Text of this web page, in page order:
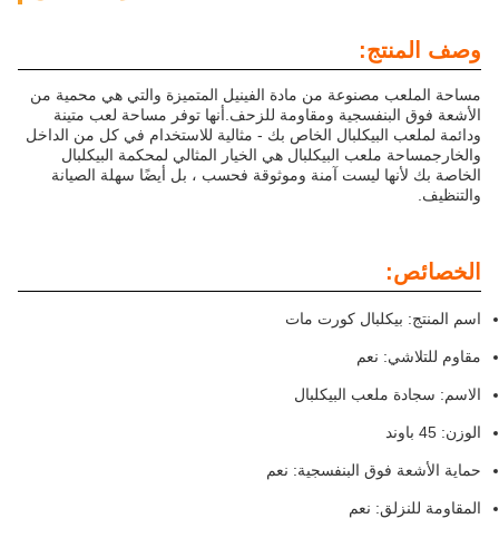
وصف المنتج:
مساحة الملعب مصنوعة من مادة الفينيل المتميزة والتي هي محمية من
الأشعة فوق البنفسجية ومقاومة للزحف.أنها توفر مساحة لعب متينة
ودائمة لملعب البيكلبال الخاص بك - مثالية للاستخدام في كل من الداخل
والخارجمساحة ملعب البيكلبال هي الخيار المثالي لمحكمة البيكلبال
الخاصة بك لأنها ليست آمنة وموثوقة فحسب ، بل أيضًا سهلة الصيانة
والتنظيف.
الخصائص:
اسم المنتج: بيكلبال كورت مات
مقاوم للتلاشي: نعم
الاسم: سجادة ملعب البيكلبال
الوزن: 45 باوند
حماية الأشعة فوق البنفسجية: نعم
المقاومة للنزلق: نعم